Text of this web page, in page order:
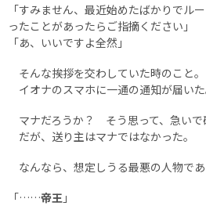
「すみません、最近始めたばかりでル
ったことがあったらご指摘ください」
「あ、いいですよ全然」
そんな挨拶を交わしていた時のこと。
イオナのスマホに一通の通知が届いた
マナだろうか？ そう思って、急いで
だが、送り主はマナではなかった。
なんなら、想定しうる最悪の人物であ
「……帝王 」